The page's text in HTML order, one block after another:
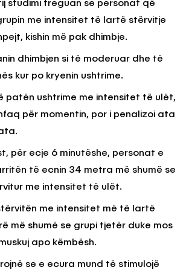
studimi treguan se personat që
me intensitet të lartë stërvitje
kishin më pak dhimbje.
dhimbjen si të moderuar dhe të
kur po kryenin ushtrime.
patën ushtrime me intensitet të ulët,
për momentin, por i penalizoi ata
për ecje 6 minutëshe, personat e
të ecnin 34 metra më shumë se
me intensitet të ulët.
me intensitet më të lartë
më shumë se grupi tjetër duke mos
apo këmbësh.
se e ecura mund të stimulojë